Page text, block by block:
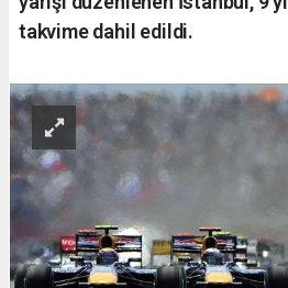
takvime dahil edildi.